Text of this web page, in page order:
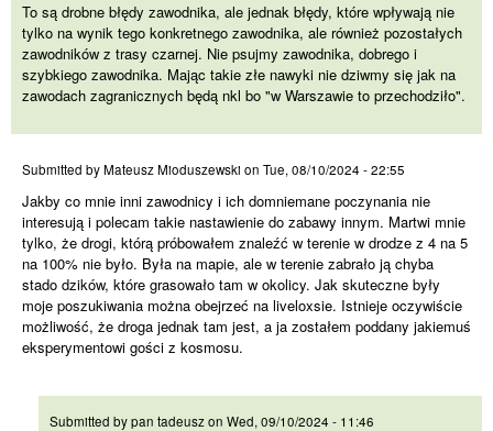
To są drobne błędy zawodnika, ale jednak błędy, które wpływają nie
tylko na wynik tego konkretnego zawodnika, ale również pozostałych
zawodników z trasy czarnej. Nie psujmy zawodnika, dobrego i
szybkiego zawodnika. Mając takie złe nawyki nie dziwmy się jak na
zawodach zagranicznych będą nkl bo "w Warszawie to przechodziło".
Jakby co mnie inni zawodnicy
Submitted byMateusz Mioduszewski on Tue, 08/10/2024 - 22:55
Jakby co mnie inni zawodnicy i ich domniemane poczynania nie
interesują i polecam takie nastawienie do zabawy innym. Martwi mnie
tylko, że drogi, którą próbowałem znaleźć w terenie w drodze z 4 na 5
na 100% nie było. Była na mapie, ale w terenie zabrało ją chyba
stado dzików, które grasowało tam w okolicy. Jak skuteczne były
moje poszukiwania można obejrzeć na liveloxsie. Istnieje oczywiście
możliwość, że droga jednak tam jest, a ja zostałem poddany jakiemuś
eksperymentowi gości z kosmosu.
jestem zdania że w każdej
Submitted bypan tadeuszon Wed, 09/10/2024 - 11:46